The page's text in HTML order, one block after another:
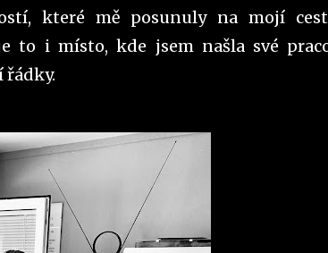
které mě posunuly na mojí
to i místo, kde jsem našla své
řádky.